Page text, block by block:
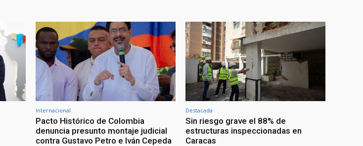
Internacional
Pacto Histórico de Colombia
denuncia presunto montaje judicial
contra Gustavo Petro e Iván Cepeda
Destacada
Sin riesgo grave el 88% de
estructuras inspeccionadas en
Caracas